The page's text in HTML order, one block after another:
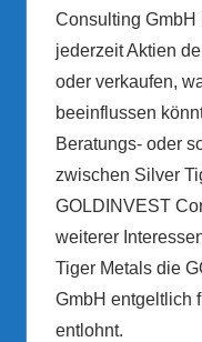
Consulting GmbH
jederzeit Aktien
oder verkaufen,
beeinflussen
Beratungs- oder
zwischen Silver
GOLDINVEST
weiterer
Tiger Metals die
GmbH entgeltlich
entlohnt.